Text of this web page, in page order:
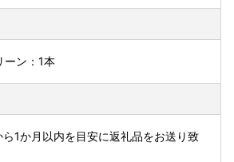
ン：1本
1か月以内を目安に返礼品をお送り致